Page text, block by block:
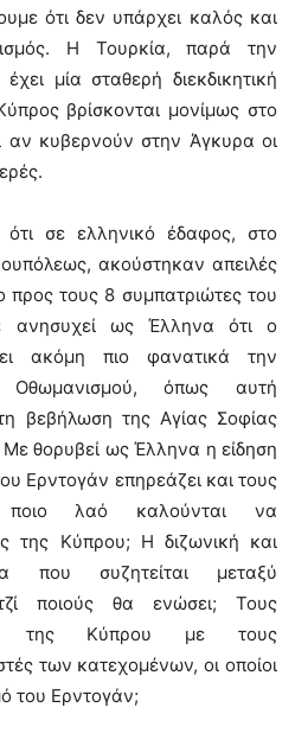
ότι δεν υπάρχει καλός και
Η Τουρκία, παρά την
μία σταθερή διεκδικητική
βρίσκονται μονίμως στο
αν κυβερνούν στην Άγκυρα οι
σε ελληνικό έδαφος, στο
ακούστηκαν απειλές
τους 8 συμπατριώτες του
ως Έλληνα ότι ο
ακόμη πιο φανατικά την
Οθωμανισμού, όπως αυτή
βεβήλωση της Αγίας Σοφίας
θορυβεί ως Έλληνα η είδηση
Ερντογάν επηρεάζει και τους
ποιο λαό καλούνται να
της Κύπρου; Η διζωνική και
που συζητείται μεταξύ
ποιούς θα ενώσει; Τους
της Κύπρου με τους
των κατεχομένων, οι οποίοι
του Ερντογάν;